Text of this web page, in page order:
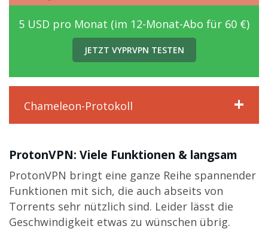
5 USD pro Monat (im 12-Monat-Abo für 60 €)
JETZT VYPRVPN TESTEN
Chameleon-Protokoll
ProtonVPN: Viele Funktionen & langsam
ProtonVPN bringt eine ganze Reihe spannender
Funktionen mit sich, die auch abseits von
Torrents sehr nützlich sind. Leider lässt die
Geschwindigkeit etwas zu wünschen übrig.